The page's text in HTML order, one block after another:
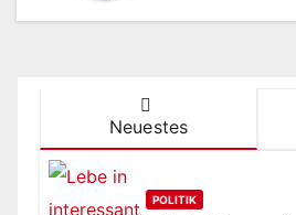
Neuestes
POLITIK